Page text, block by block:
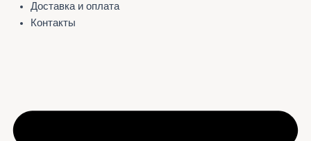
Доставка и оплата
Контакты